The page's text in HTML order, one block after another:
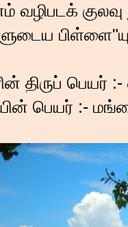
வழிபடக்
திருப் பெயர் :-
பெயர் :-